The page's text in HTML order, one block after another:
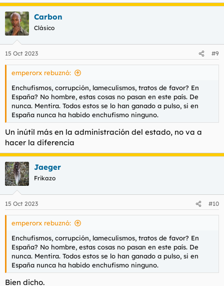
Carbon
Clásico
15 Oct 2023 #9
emperorx rebuznó:
Enchufismos, corrupción, lameculismos, tratos de favor? En
España? No hombre, estas cosas no pasan en este país. De
nunca. Mentira. Todos estos se lo han ganado a pulso, si en
España nunca ha habido enchufismo ninguno.
Un inútil más en la administración del estado, no va a
hacer la diferencia
Jaeger
Frikazo
15 Oct 2023 #10
emperorx rebuznó:
Enchufismos, corrupción, lameculismos, tratos de favor? En
España? No hombre, estas cosas no pasan en este país. De
nunca. Mentira. Todos estos se lo han ganado a pulso, si en
España nunca ha habido enchufismo ninguno.
Bien dicho.